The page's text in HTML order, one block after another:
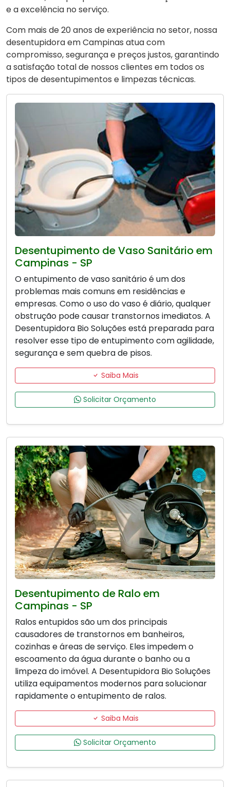
e a excelência no serviço.
Com mais de 20 anos de experiência no setor, nossa
desentupidora em Campinas atua com
compromisso, segurança e preços justos, garantindo
a satisfação total de nossos clientes em todos os
tipos de desentupimentos e limpezas técnicas.
Desentupimento de Vaso Sanitário em
Campinas - SP
O entupimento de vaso sanitário é um dos
problemas mais comuns em residências e
empresas. Como o uso do vaso é diário, qualquer
obstrução pode causar transtornos imediatos. A
Desentupidora Bio Soluções está preparada para
resolver esse tipo de entupimento com agilidade,
segurança e sem quebra de pisos.
Saiba Mais
Solicitar Orçamento
Desentupimento de Ralo em
Campinas - SP
Ralos entupidos são um dos principais
causadores de transtornos em banheiros,
cozinhas e áreas de serviço. Eles impedem o
escoamento da água durante o banho ou a
limpeza do imóvel. A Desentupidora Bio Soluções
utiliza equipamentos modernos para solucionar
rapidamente o entupimento de ralos.
Saiba Mais
Solicitar Orçamento